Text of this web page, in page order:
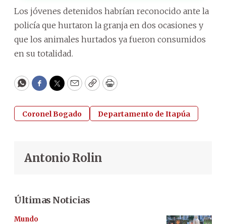
Los jóvenes detenidos habrían reconocido ante la
policía que hurtaron la granja en dos ocasiones y
que los animales hurtados ya fueron consumidos
en su totalidad.
WhatsApp
Facebook
Twitter
EmailCopyPrint
Coronel Bogado Departamento de Itapúa
Antonio Rolin
Últimas Noticias
Mundo